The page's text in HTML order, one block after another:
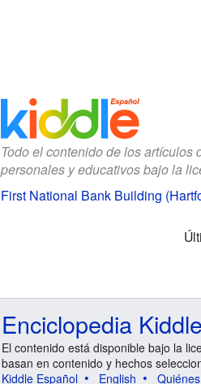
Todo el contenido de los artículos
personales y educativos bajo la
First National Bank Building
Enciclopedia Kiddle
El contenido está disponible bajo la
basan en contenido y hechos
Kiddle Español
English